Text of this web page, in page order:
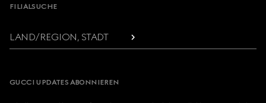
FILIALSUCHE
LAND/REGION, STADT
GUCCI UPDATES ABONNIEREN